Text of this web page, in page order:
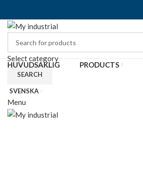
Select category
SEARCH
SVENSKA
Menu
HUVUDSAKLIG PRODUCTS
Click to enlarge